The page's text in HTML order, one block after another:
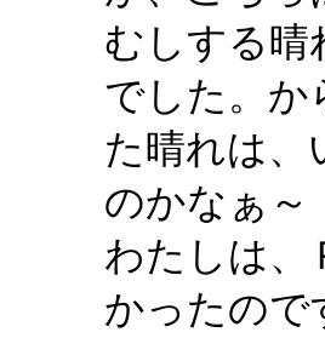
むしする晴
でした。か
た晴れは、
のかなぁ～
わたしは、
かったので